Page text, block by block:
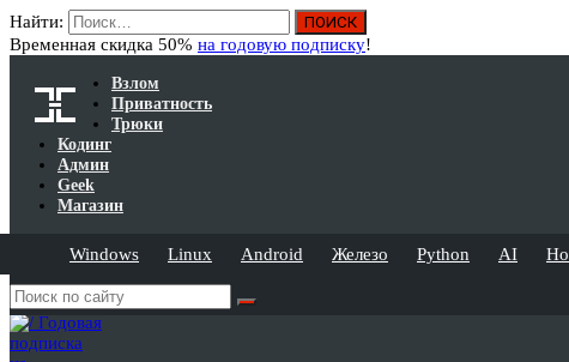
Найти:
Временная скидка 50% на годовую подписку!
Взлом
Приватность
Трюки
Кодинг
Админ
Geek
Магазин
Windows Linux Android Железо Python AI
Годовая
подписка